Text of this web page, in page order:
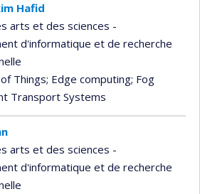
Hafid
arts et des sciences -
d'informatique et de recherche
Things; Edge computing; Fog
Transport Systems
arts et des sciences -
d'informatique et de recherche